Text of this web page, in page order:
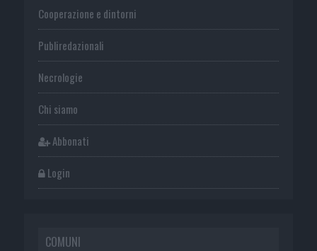
Cooperazione e dintorni
Publiredazionali
Necrologie
Chi siamo
Abbonati
Login
COMUNI